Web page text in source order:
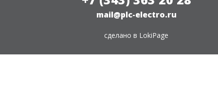
mail@plc-electro.ru
сделано в LokiPage